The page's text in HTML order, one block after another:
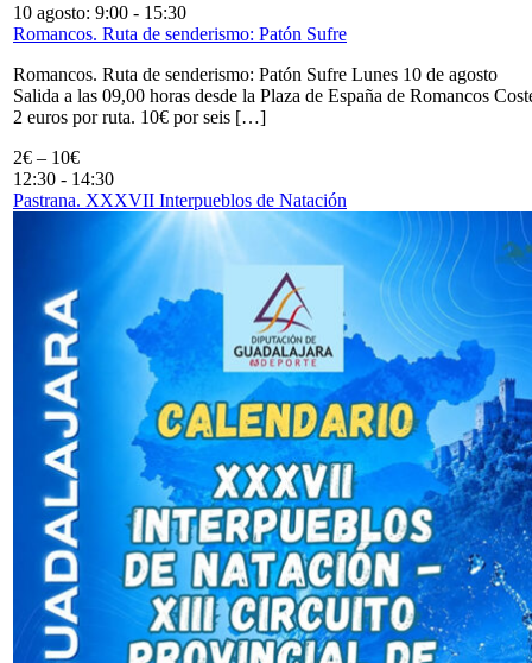
10 agosto: 9:00 - 15:30
Romancos. Ruta de senderismo: Patón Sufre
Romancos. Ruta de senderismo: Patón Sufre Lunes 10 de agosto
Salida a las 09,00 horas desde la Plaza de España de Romancos
2 euros por ruta. 10€ por seis […]
2€ – 10€
12:30 - 14:30
Pastrana. XXXVII Interpueblos de Natación